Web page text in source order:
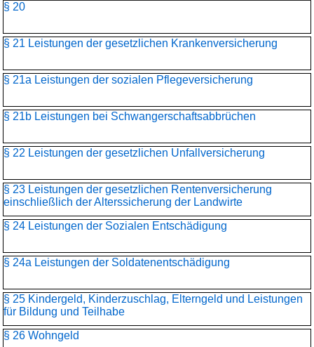
§ 20
§ 21 Leistungen der gesetzlichen Krankenversicherung
§ 21a Leistungen der sozialen Pflegeversicherung
§ 21b Leistungen bei Schwangerschaftsabbrüchen
§ 22 Leistungen der gesetzlichen Unfallversicherung
§ 23 Leistungen der gesetzlichen Rentenversicherung
einschließlich der Alterssicherung der Landwirte
§ 24 Leistungen der Sozialen Entschädigung
§ 24a Leistungen der Soldatenentschädigung
§ 25 Kindergeld, Kinderzuschlag, Elterngeld und Leistungen
für Bildung und Teilhabe
§ 26 Wohngeld